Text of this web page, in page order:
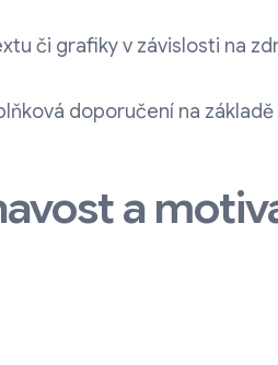
či grafiky v závislosti na
doporučení na
a